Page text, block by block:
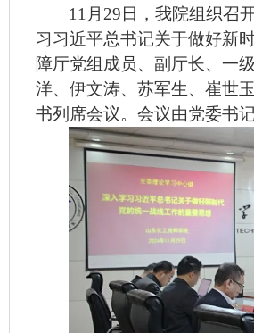
11 月 29 日，我院组织召
习习近平总书记关于做好新
障厅党组成员、副厅长、一
洋、伊文涛、苏军生、崔世
书列席会议。会议由党委书记